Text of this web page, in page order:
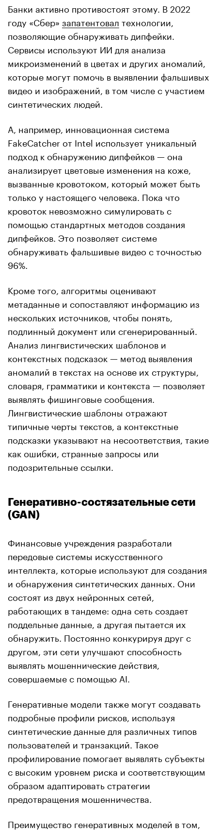
Банки активно противостоят этому. В 2022
году «Сбер» запатентовал технологии,
позволяющие обнаруживать дипфейки.
Сервисы используют ИИ для анализа
микроизменений в цветах и других аномалий,
которые могут помочь в выявлении фальшивых
видео и изображений, в том числе с участием
синтетических людей.
А, например, инновационная система
FakeCatcher от Intel использует уникальный
подход к обнаружению дипфейков — она
анализирует цветовые изменения на коже,
вызванные кровотоком, который может быть
только у настоящего человека. Пока что
кровоток невозможно симулировать с
помощью стандартных методов создания
дипфейков. Это позволяет системе
обнаруживать фальшивые видео с точностью
96%.
Кроме того, алгоритмы оценивают
метаданные и сопоставляют информацию из
нескольких источников, чтобы понять,
подлинный документ или сгенерированный.
Анализ лингвистических шаблонов и
контекстных подсказок — метод выявления
аномалий в текстах на основе их структуры,
словаря, грамматики и контекста — позволяет
выявлять фишинговые сообщения.
Лингвистические шаблоны отражают
типичные черты текстов, а контекстные
подсказки указывают на несоответствия, такие
как ошибки, странные запросы или
подозрительные ссылки.
Генеративно-состязательные сети
(GAN)
Финансовые учреждения разработали
передовые системы искусственного
интеллекта, которые используют для создания
и обнаружения синтетических данных. Они
состоят из двух нейронных сетей,
работающих в тандеме: одна сеть создает
поддельные данные, а другая пытается их
обнаружить. Постоянно конкурируя друг с
другом, эти сети улучшают способность
выявлять мошеннические действия,
совершаемые с помощью AI.
Генеративные модели также могут создавать
подробные профили рисков, используя
синтетические данные для различных типов
пользователей и транзакций. Такое
профилирование помогает выявлять субъекты
с высоким уровнем риска и соответствующим
образом адаптировать стратегии
предотвращения мошенничества.
Преимущество генеративных моделей в том,